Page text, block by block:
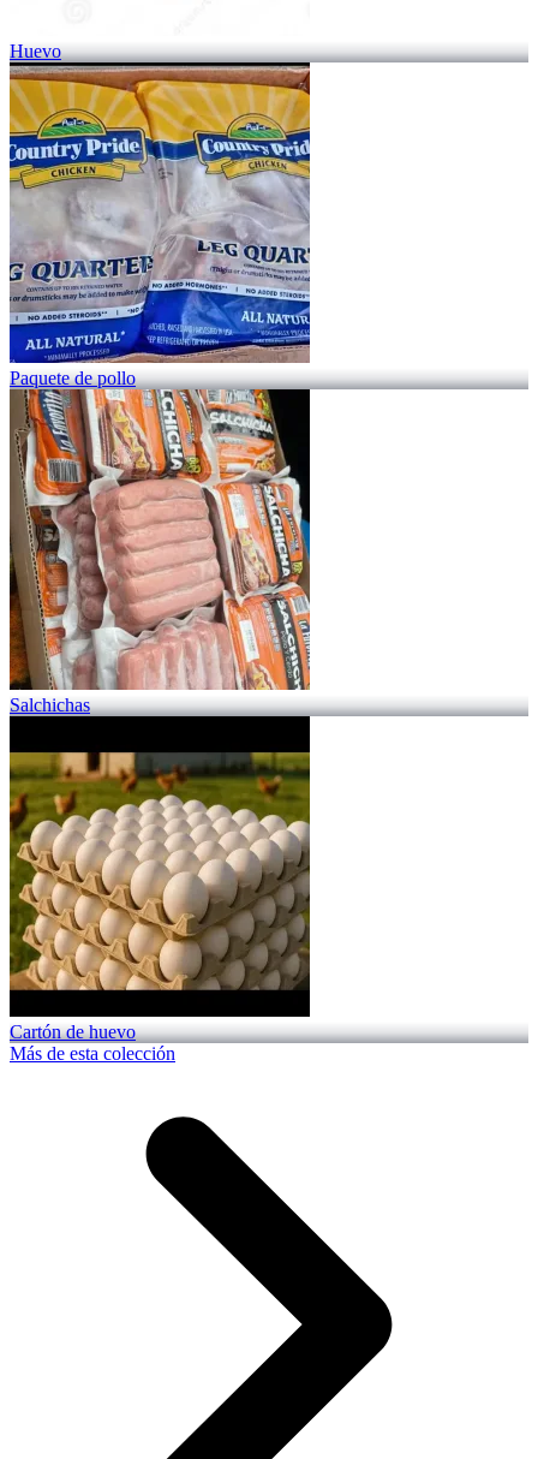
Huevo
Paquete de pollo
Salchichas
Cartón de huevo
Más de esta colección